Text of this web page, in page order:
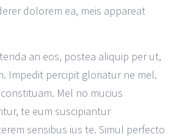
dolorem ea, meis appareat
an eos, postea aliquip per ut,
Impedit percipit gloriatur ne mel.
Mel no mucius
te eum suscipiantur
sensibus ius te. Simul perfecto